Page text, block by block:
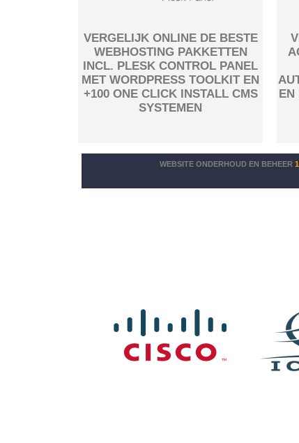
VERGELIJK ONLINE DE BESTE
WEBHOSTING PAKKETTEN
INCL. PLESK CONTROL PANEL
MET WORDPRESS TOOLKIT EN
+100 ONE CLICK INSTALL CMS
SYSTEMEN
EN
WEBSITE ONDERHOUD EN BEHEER